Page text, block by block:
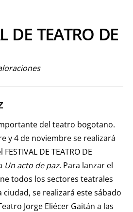
DE TEATRO DE
del teatro bogotano.
y 4 de noviembre se realizará
DE TEATRO DE
Un acto de paz. Para lanzar el
todos los sectores teatrales
ciudad, se realizará este sábado
Jorge Eliécer Gaitán a las